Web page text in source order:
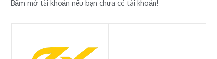
Bấm mở tài khoản nếu bạn chưa có tài khoản!